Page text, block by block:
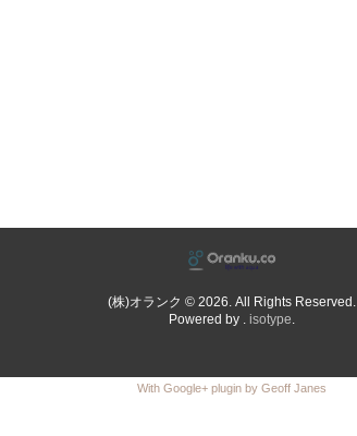
(株)オランク © 2026. All Rights Reserved.
Powered by . isotype.
With Google+ plugin by Geoff Janes